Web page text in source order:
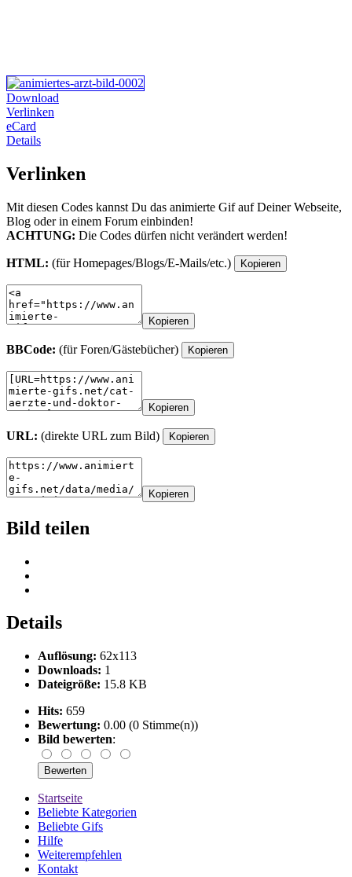
Download
Verlinken
eCard
Details
Verlinken
Mit diesen Codes kannst Du das animierte Gif auf Deiner Webseite,
Blog oder in einem Forum einbinden!
ACHTUNG: Die Codes dürfen nicht verändert werden!
HTML: (für Homepages/Blogs/E-Mails/etc.) Kopieren
Kopieren
BBCode: (für Foren/Gästebücher) Kopieren
Kopieren
URL: (direkte URL zum Bild) Kopieren
Kopieren
Bild teilen
Details
Auflösung: 62x113
Downloads: 1
Dateigröße: 15.8 KB
Hits: 659
Bewertung: 0.00 (0 Stimme(n))
Bild bewerten:
Startseite
Beliebte Kategorien
Beliebte Gifs
Hilfe
Weiterempfehlen
Kontakt